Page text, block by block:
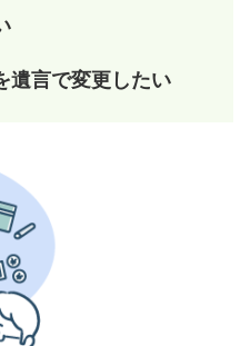
遺言で変更したい